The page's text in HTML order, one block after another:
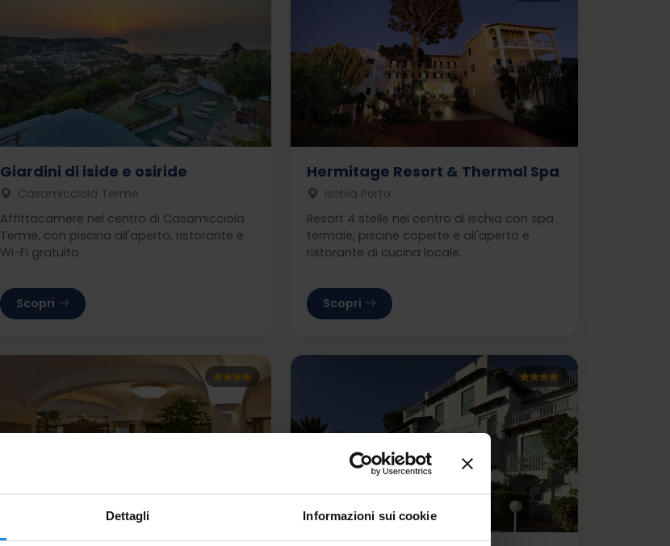
Dettagli Informazioni sui cookie
Giardini di iside e osiride
Casamicciola Terme
Affittacamere nel centro di Casamicciola
Terme, con piscina all'aperto, ristorante e
Wi-Fi gratuito.
Scopri
Hermitage Resort & Thermal Spa
Ischia Porto
Resort 4 stelle nel centro di Ischia con spa
termale, piscine coperte e all'aperto e
ristorante di cucina locale.
Scopri